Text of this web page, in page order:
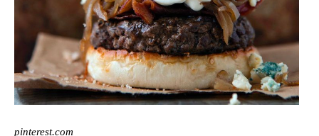
pinterest.com